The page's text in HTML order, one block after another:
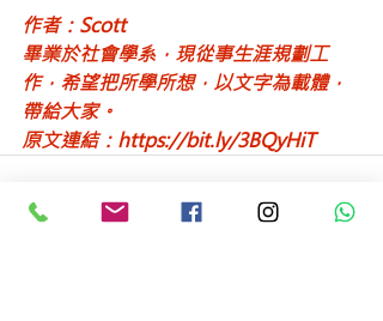
作者：Scott
畢業於社會學系，現從事生涯規劃工
作，希望把所學所想，以文字為載體，
帶給大家。
​原文連結： https://bit.ly/3BQyHiT